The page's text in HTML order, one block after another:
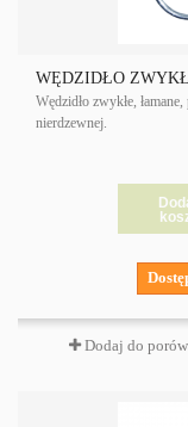
WĘDZIDŁO
Wędzidło zwykłe,
nierdzewnej.
Dodaj do